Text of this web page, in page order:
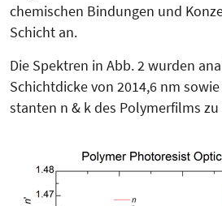
chemischen Bindungen und
Schicht an.
Die Spektren in Abb. 2 wurden
Schichtdicke von 2014,6 nm
stanten n & k des Poly­mer­films